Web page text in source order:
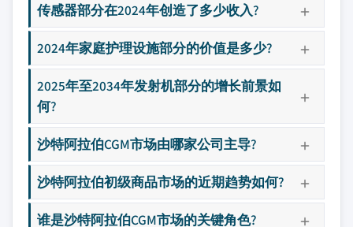
传感器部分在2024年创造了多少收入?
2024年家庭护理设施部分的价值是多少?
2025年至2034年发射机部分的增长前景如
何?
沙特阿拉伯CGM市场由哪家公司主导?
沙特阿拉伯初级商品市场的近期趋势如何?
谁是沙特阿拉伯CGM市场的关键角色?